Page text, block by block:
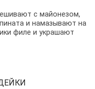
с майонезом,
и намазывают на
филе и украшают